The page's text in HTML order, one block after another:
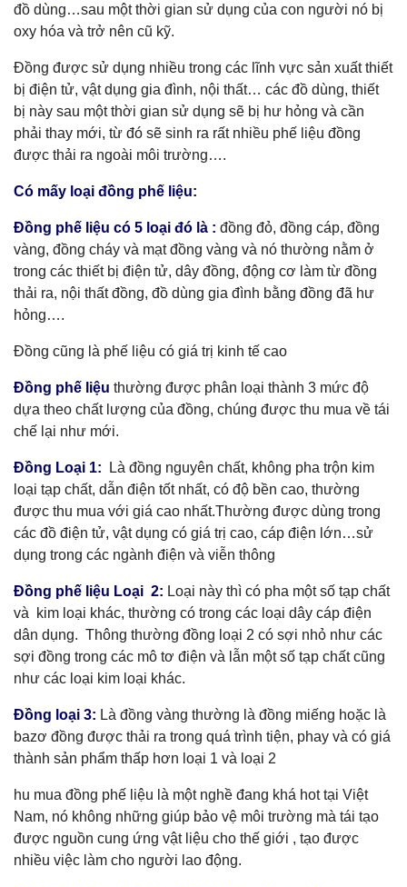
đồ dùng…sau một thời gian sử dụng của con người nó bị
oxy hóa và trở nên cũ kỹ.
Đồng được sử dụng nhiều trong các lĩnh vực sản xuất thiết
bị điện tử, vật dụng gia đình, nội thất… các đồ dùng, thiết
bị này sau một thời gian sử dụng sẽ bị hư hỏng và cần
phải thay mới, từ đó sẽ sinh ra rất nhiều phế liệu đồng
được thải ra ngoài môi trường….
Có mấy loại đồng phế liệu:
Đồng phế liệu có 5 loại đó là : đồng đỏ, đồng cáp, đồng
vàng, đồng cháy và mạt đồng vàng và nó thường nằm ở
trong các thiết bị điện tử, dây đồng, động cơ làm từ đồng
thải ra, nội thất đồng, đồ dùng gia đình bằng đồng đã hư
hỏng….
Đồng cũng là phế liệu có giá trị kinh tế cao
Đồng phế liệu thường được phân loại thành 3 mức độ
dựa theo chất lượng của đồng, chúng được thu mua về tái
chế lại như mới.
Đồng Loại 1: Là đồng nguyên chất, không pha trộn kim
loại tạp chất, dẫn điện tốt nhất, có độ bền cao, thường
được thu mua với giá cao nhất.Thường được dùng trong
các đồ điện tử, vật dụng có giá trị cao, cáp điện lớn…sử
dụng trong các ngành điện và viễn thông
Đồng phế liệu Loại 2: Loại này thì có pha một số tạp chất
và kim loại khác, thường có trong các loại dây cáp điện
dân dụng. Thông thường đồng loại 2 có sợi nhỏ như các
sợi đồng trong các mô tơ điện và lẫn một số tạp chất cũng
như các loại kim loại khác.
Đồng loại 3: Là đồng vàng thường là đồng miếng hoặc là
bazơ đồng được thải ra trong quá trình tiện, phay và có giá
thành sản phẩm thấp hơn loại 1 và loại 2
hu mua đồng phế liệu là một nghề đang khá hot tại Việt
Nam, nó không những giúp bảo vệ môi trường mà tái tạo
được nguồn cung ứng vật liệu cho thế giới , tạo được
nhiều việc làm cho người lao động.